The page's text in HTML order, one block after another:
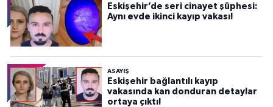
Eskişehir’de seri cinayet şüphesi:
Aynı evde ikinci kayıp vakası!
ASAYİŞ
Eskişehir bağlantılı kayıp
vakasında kan donduran detaylar
ortaya çıktı!